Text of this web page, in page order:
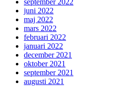
september 2022
juni 2022
maj 2022
mars 2022
februari 2022
januari 2022
december 2021
oktober 2021
september 2021
augusti 2021